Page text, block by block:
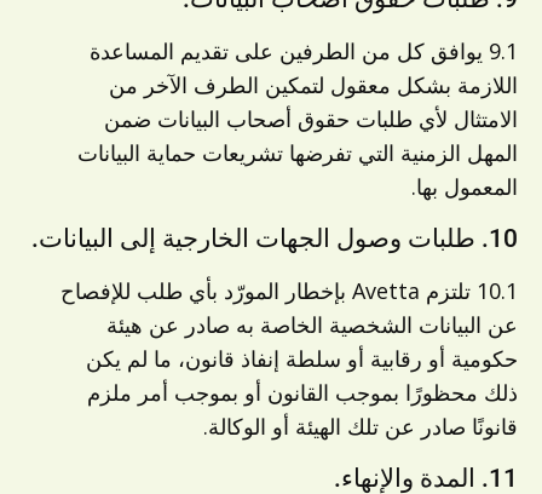
9.1 يوافق كل من الطرفين على تقديم المساعدة
اللازمة بشكل معقول لتمكين الطرف الآخر من
الامتثال لأي طلبات حقوق أصحاب البيانات ضمن
المهل الزمنية التي تفرضها تشريعات حماية البيانات
المعمول بها.
10. طلبات وصول الجهات الخارجية إلى البيانات.
10.1 تلتزم Avetta بإخطار المورّد بأي طلب للإفصاح
عن البيانات الشخصية الخاصة به صادر عن هيئة
حكومية أو رقابية أو سلطة إنفاذ قانون، ما لم يكن
ذلك محظورًا بموجب القانون أو بموجب أمر ملزم
قانونًا صادر عن تلك الهيئة أو الوكالة.
11. المدة والإنهاء.